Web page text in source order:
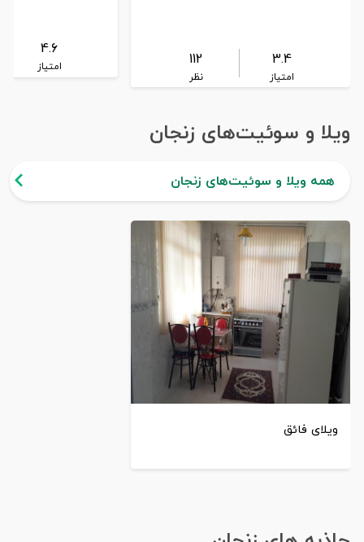
3.4
امتیاز
112
نظر
4.6
امتیاز
ویلا و سوئیت‌های زنجان
همه ویلا و سوئیت‌های زنجان
ویلای فائق